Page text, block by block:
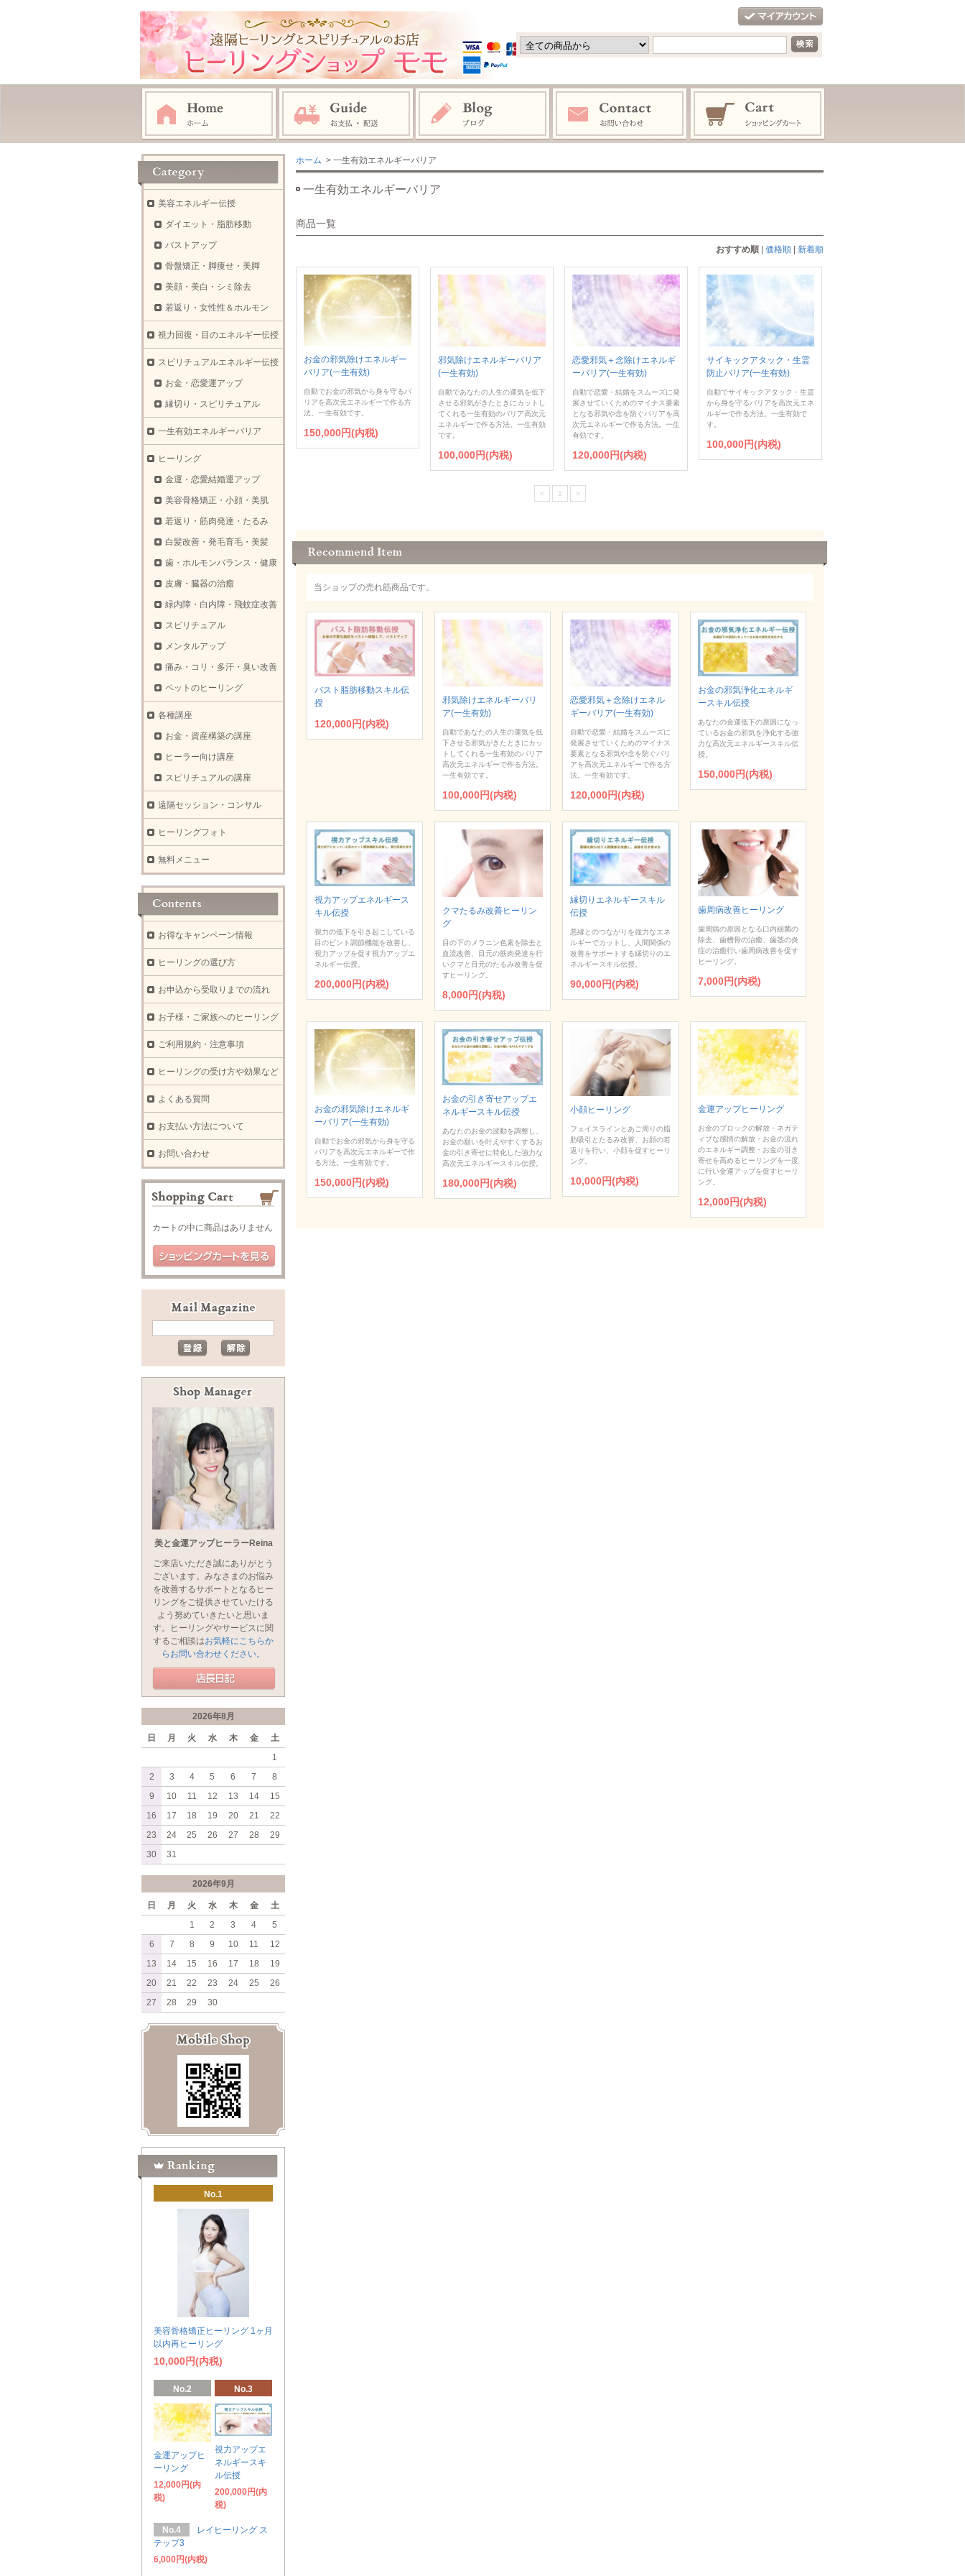
ホーム > 一生有効エネルギーバリア
一生有効エネルギーバリア
商品一覧
おすすめ順 価格順 新着順
お金の邪気除けエネルギー
バリア(一生有効)
自動でお金の邪気から身を守るバ
リアを高次元エネルギーで作る方
法。一生有効です。
150,000円(内税)
邪気除けエネルギーバリア
(一生有効)
自動であなたの人生の運気を低下
させる邪気がきたときにカットし
てくれる一生有効のバリア高次元
エネルギーで作る方法。一生有効
です。
100,000円(内税)
恋愛邪気＋念除けエネルギ
ーバリア(一生有効)
自動で恋愛・結婚をスムーズに発
展させていくためのマイナス要素
となる邪気や念を防ぐバリアを高
次元エネルギーで作る方法。一生
有効です。
120,000円(内税)
サイキックアタック・生霊
防止バリア(一生有効)
自動でサイキックアタック・生霊
から身を守るバリアを高次元エネ
ルギーで作る方法。一生有効で
す。
100,000円(内税)
< 1 >
当ショップの売れ筋商品です。
バスト脂肪移動スキル伝
授
120,000円(内税)
邪気除けエネルギーバリ
ア(一生有効)
自動であなたの人生の運気を低
下させる邪気がきたときにカッ
トしてくれる一生有効のバリア
高次元エネルギーで作る方法。
一生有効です。
100,000円(内税)
恋愛邪気＋念除けエネル
ギーバリア(一生有効)
自動で恋愛・結婚をスムーズに
発展させていくためのマイナス
要素となる邪気や念を防ぐバリ
アを高次元エネルギーで作る方
法。一生有効です。
120,000円(内税)
お金の邪気浄化エネルギ
ースキル伝授
あなたの金運低下の原因になっ
ているお金の邪気を浄化する強
力な高次元エネルギースキル伝
授。
150,000円(内税)
視力アップエネルギース
キル伝授
視力の低下を引き起こしている
目のピント調節機能を改善し、
視力アップを促す視力アップエ
ネルギー伝授。
200,000円(内税)
クマたるみ改善ヒーリン
グ
目の下のメラニン色素を除去と
血流改善、目元の筋肉発達を行
いクマと目元のたるみ改善を促
すヒーリング。
8,000円(内税)
縁切りエネルギースキル
伝授
悪縁とのつながりを強力なエネ
ルギーでカットし、人間関係の
改善をサポートする縁切りのエ
ネルギースキル伝授。
90,000円(内税)
歯周病改善ヒーリング
歯周病の原因となる口内細菌の
除去、歯槽骨の治癒、歯茎の炎
症の治癒行い歯周病改善を促す
ヒーリング。
7,000円(内税)
お金の邪気除けエネルギ
ーバリア(一生有効)
自動でお金の邪気から身を守る
バリアを高次元エネルギーで作
る方法。一生有効です。
150,000円(内税)
お金の引き寄せアップエ
ネルギースキル伝授
あなたのお金の波動を調整し、
お金の願いを叶えやすくするお
金の引き寄せに特化した強力な
高次元エネルギースキル伝授。
180,000円(内税)
小顔ヒーリング
フェイスラインとあご周りの脂
肪吸引とたるみ改善、お顔の若
返りを行い、小顔を促すヒーリ
ング。
10,000円(内税)
金運アップヒーリング
お金のブロックの解放・ネガテ
ィブな感情の解放・お金の流れ
のエネルギー調整・お金の引き
寄せを高めるヒーリングを一度
に行い金運アップを促すヒーリ
ング。
12,000円(内税)
美容エネルギー伝授
ダイエット・脂肪移動
バストアップ
骨盤矯正・脚痩せ・美脚
美顔・美白・シミ除去
若返り・女性性＆ホルモン
視力回復・目のエネルギー伝授
スピリチュアルエネルギー伝授
お金・恋愛運アップ
縁切り・スピリチュアル
一生有効エネルギーバリア
ヒーリング
金運・恋愛結婚運アップ
美容骨格矯正・小顔・美肌
若返り・筋肉発達・たるみ
白髪改善・発毛育毛・美髪
歯・ホルモンバランス・健康
皮膚・臓器の治癒
緑内障・白内障・飛蚊症改善
スピリチュアル
メンタルアップ
痛み・コリ・多汗・臭い改善
ペットのヒーリング
各種講座
お金・資産構築の講座
ヒーラー向け講座
スピリチュアルの講座
遠隔セッション・コンサル
ヒーリングフォト
無料メニュー
お得なキャンペーン情報
ヒーリングの選び方
お申込から受取りまでの流れ
お子様・ご家族へのヒーリング
ご利用規約・注意事項
ヒーリングの受け方や効果など
よくある質問
お支払い方法について
お問い合わせ
カートの中に商品はありません
美と金運アップヒーラーReina
ご来店いただき誠にありがとう
ございます。みなさまのお悩み
を改善するサポートとなるヒー
リングをご提供させていたける
よう努めていきたいと思いま
す。ヒーリングやサービスに関
するご相談はお気軽にこちらか
らお問い合わせください。
2026年8月
日 月 火 水 木 金
土
1
2
3 4 5 6 7
8
9
10 11 12 13 14
15
16
17 18 19 20 21
22
23
24 25 26 27 28
29
30
31
2026年9月
日 月 火 水 木 金
土
1
2 3 4
5
6
7 8 9 10 11
12
13
14 15 16 17 18
19
20
21 22 23 24 25
26
27
28 29 30
No.1
美容骨格矯正ヒーリング 1ヶ月
以内再ヒーリング
10,000円(内税)
No.2
金運アップヒ
ーリング
12,000円(内
税)
No.3
視力アップエ
ネルギースキ
ル伝授
200,000円(内
税)
No.4
レイヒーリング ス
テップ3
6,000円(内税)